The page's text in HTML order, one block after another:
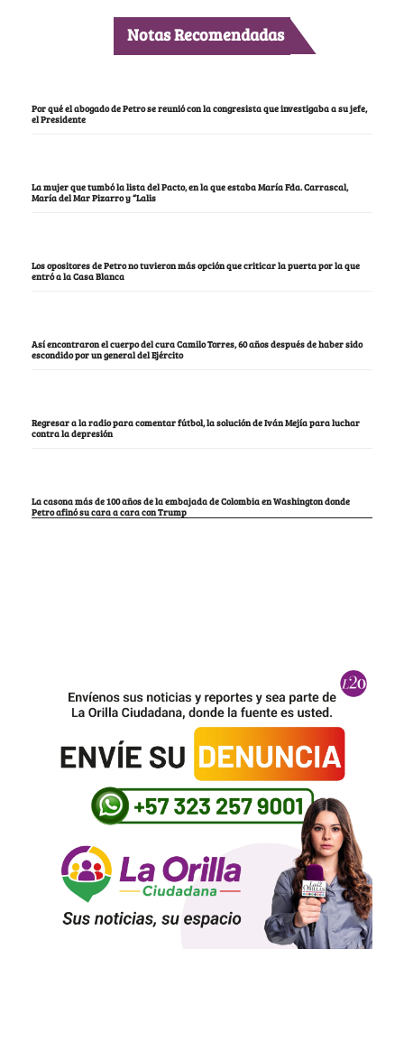
Notas Recomendadas
Por qué el abogado de Petro se reunió con la congresista que investigaba a su jefe,
el Presidente
La mujer que tumbó la lista del Pacto, en la que estaba María Fda. Carrascal,
María del Mar Pizarro y “Lalis
Los opositores de Petro no tuvieron más opción que criticar la puerta por la que
entró a la Casa Blanca
Así encontraron el cuerpo del cura Camilo Torres, 60 años después de haber sido
escondido por un general del Ejército
Regresar a la radio para comentar fútbol, la solución de Iván Mejía para luchar
contra la depresión
La casona más de 100 años de la embajada de Colombia en Washington donde
Petro afinó su cara a cara con Trump